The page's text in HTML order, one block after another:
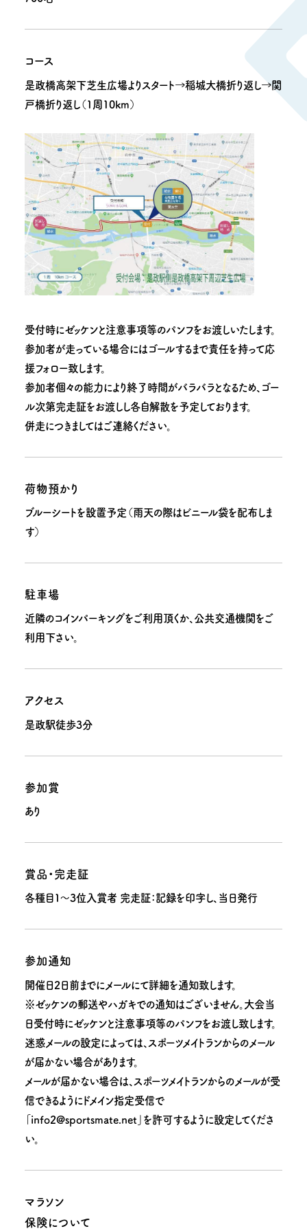
コース
是政橋高架下芝生広場よりスタート→稲城大橋折り返し→関
戸橋折り返し（1周10km）
受付時にゼッケンと注意事項等のパンフをお渡しいたします。
参加者が走っている場合にはゴールするまで責任を持って応
援フォロー致します。
参加者個々の能力により終了時間がバラバラとなるため、ゴー
ル次第完走証をお渡しし各自解散を予定しております。
併走につきましてはご連絡ください。
荷物預かり
ブルーシートを設置予定（雨天の際はビニール袋を配布しま
す）
駐車場
近隣のコインパーキングをご利用頂くか、公共交通機関をご
利用下さい。
アクセス
是政駅徒歩3分
参加賞
あり
賞品・完走証
各種目１～3位入賞者 完走証：記録を印字し、当日発行
参加通知
開催日2日前までにメールにて詳細を通知致します。
※ゼッケンの郵送やハガキでの通知はございません。大会当
日受付時にゼッケンと注意事項等のパンフをお渡し致します。
迷惑メールの設定によっては、スポーツメイトランからのメール
が届かない場合があります。
メールが届かない場合は、スポーツメイトランからのメールが受
信できるようにドメイン指定受信で
「info2@sportsmate.net」を許可するように設定してくださ
い。
マラソン
保険について